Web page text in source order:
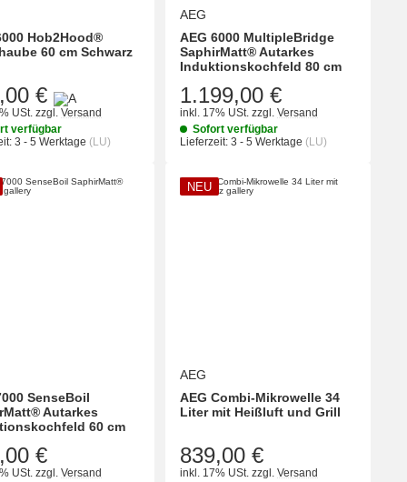
Hob2Hood®
60 cm Schwarz
€
USt. zzgl. Versand
verfügbar
3 - 5 Werktage (LU)
AEG
AEG 6000 MultipleBridge
SaphirMatt® Autarkes
Induktionskochfeld 80 cm
1.199,00 €
inkl. 17% USt. zzgl. Versand
Sofort verfügbar
Lieferzeit: 3 - 5 Werktage (LU)
SenseBoil
Autarkes
60 cm
€
USt. zzgl. Versand
NEU
AEG
AEG Combi-Mikrowelle 34
Liter mit Heißluft und Grill
839,00 €
inkl. 17% USt. zzgl. Versand